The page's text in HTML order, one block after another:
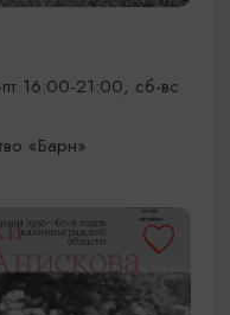
16:00-21:00, сб-вс
«Барн»